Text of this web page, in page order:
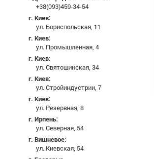
+38(093)459-34-54
г. Киев:
ул. Бориспольская, 11
г. Киев:
ул. Промышленная, 4
г. Киев:
ул. Святошинская, 34
г. Киев:
ул. Стройиндустрии, 7
г. Киев:
ул. Резервная, 8
г. Ирпень:
ул. Северная, 54
г. Вишневое:
ул. Киевская, 54